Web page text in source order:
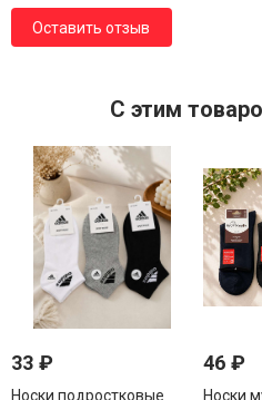
Оставить отзыв
C этим
33 ₽
Носки подростковые
46 ₽
Носки